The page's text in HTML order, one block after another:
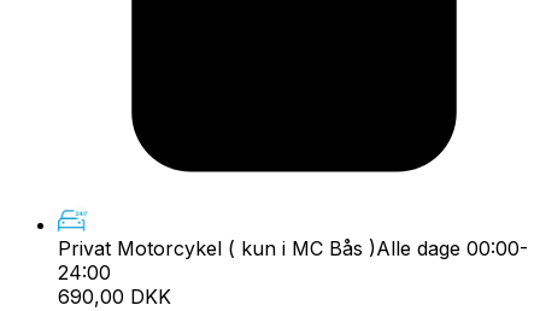
Privat Motorcykel ( kun i MC Bås )Alle dage 00:00-
24:00
690,00 DKK